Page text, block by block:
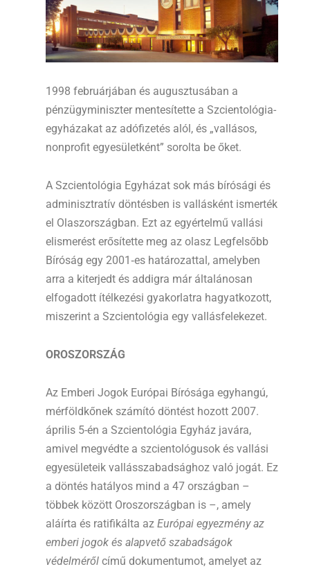
1998 februárjában és augusztusában a
pénzügyminiszter mentesítette a Szcientológia-
egyházakat az adófizetés alól, és „vallásos,
nonprofit egyesületként” sorolta be őket.
A Szcientológia Egyházat sok más bírósági és
adminisztratív döntésben is vallásként ismerték
el Olaszországban. Ezt az egyértelmű vallási
elismerést erősítette meg az olasz Legfelsőbb
Bíróság egy 2001‑es határozattal, amelyben
arra a kiterjedt és addigra már általánosan
elfogadott ítélkezési gyakorlatra hagyatkozott,
miszerint a Szcientológia egy vallásfelekezet.
OROSZORSZÁG
Az Emberi Jogok Európai Bírósága egyhangú,
mérföldkőnek számító döntést hozott 2007.
április 5-én a Szcientológia Egyház javára,
amivel megvédte a szcientológusok és vallási
egyesületeik vallásszabadsághoz való jogát. Ez
a döntés hatályos mind a 47 országban –
többek között Oroszországban is –, amely
aláírta és ratifikálta az Európai egyezmény az
emberi jogok és alapvető szabadságok
védelméről című dokumentumot, amelyet az